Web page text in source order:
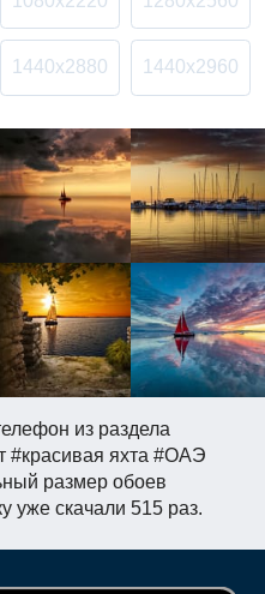
из раздела
#красивая яхта #ОАЭ
размер обоев
уже скачали 515 раз.
1440x2880 1440x2960